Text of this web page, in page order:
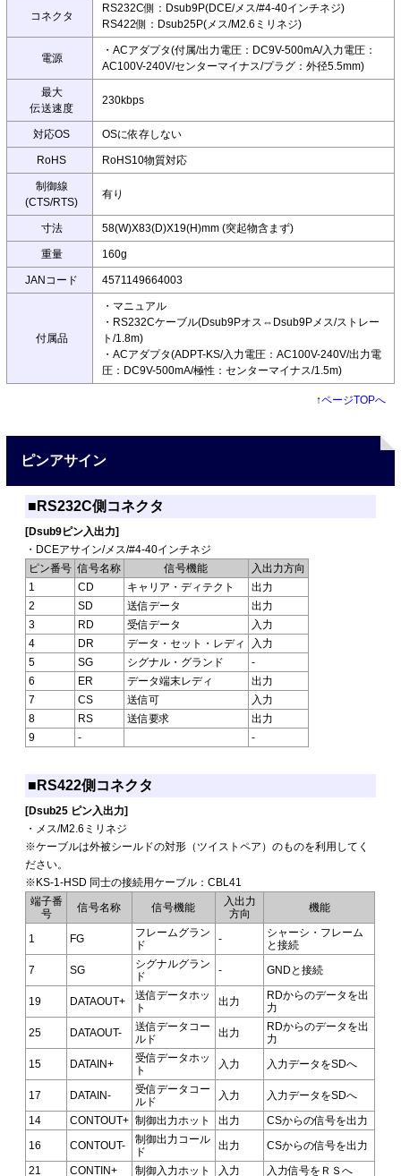
コネクタ
RS232C側：Dsub9P(DCE/メス/#4-40インチネジ)
RS422側：Dsub25P(メス/M2.6ミリネジ)
電源
・ACアダプタ(付属/出力電圧：DC9V-500mA/入力電圧：
AC100V-240V/センターマイナス/プラグ：外径5.5mm)
最大
伝送速度
230kbps
対応OS OSに依存しない
RoHS RoHS10物質対応
制御線
(CTS/RTS)
有り
寸法 58(W)X83(D)X19(H)mm (突起物含まず)
重量 160g
JANコード 4571149664003
付属品
・マニュアル
・RS232Cケーブル(Dsub9Pオス⇔Dsub9Pメス/ストレー
ト/1.8m)
・ACアダプタ(ADPT-KS/入力電圧：AC100V-240V/出力電
圧：DC9V-500mA/極性：センターマイナス/1.5m)
↑ページTOPへ
ピンアサイン
■RS232C側コネクタ
[Dsub9ピン入出力]
・DCEアサイン/メス/#4-40インチネジ
ピン番号 信号名称 信号機能
入出力方向
1
CD キャリア・ディテクト
出力
2
SD 送信データ
出力
3
RD 受信データ
入力
4
DR データ・セット・レディ
入力
5
SG シグナル・グランド
-
6
ER データ端末レディ
出力
7
CS 送信可
入力
8
RS 送信要求
出力
9
- -
■RS422側コネクタ
[Dsub25 ピン入出力]
・メス/M2.6ミリネジ
※ケーブルは外被シールドの対形（ツイストペア）のものを利用してく
ださい。
※KS-1-HSD 同士の接続用ケーブル：CBL41
端子番
号
信号名称 信号機能
入出力
方向
機能
1 FG
フレームグラン
ド
-
シャーシ・フレーム
と接続
7
SG
シグナルグラン
ド
- GNDと接続
19 DATAOUT+
送信データホッ
ト
出力
RDからのデータを出
力
25
DATAOUT-
送信データコー
ルド
出力
RDからのデータを出
力
15
DATAIN+
受信データホッ
ト
入力 入力データをSDへ
17 DATAIN-
受信データコー
ルド
入力
入力データをSDへ
14
CONTOUT+ 制御出力ホット 出力
CSからの信号を出力
16
CONTOUT-
制御出力コール
ド
出力
CSからの信号を出力
21
CONTIN+ 制御入力ホット 入力
入力信号をＲＳへ